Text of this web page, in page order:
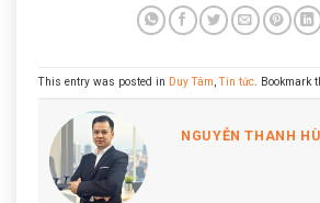
This entry was posted in Duy Tâm ,Tin tức . Bookmark
NGUYỄN THANH